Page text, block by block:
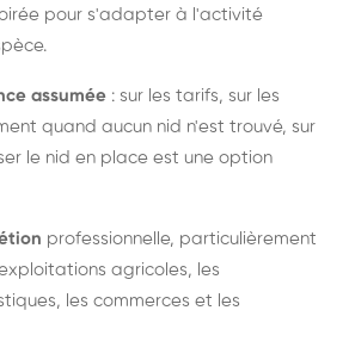
pour s'adapter à l'activité
assumée : sur les tarifs, sur les
quand aucun nid n'est trouvé, sur
le nid en place est une option
professionnelle, particulièrement
agricoles, les
les commerces et les